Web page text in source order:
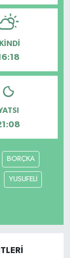
İKINDI
BORÇKA
YUSUFELİ